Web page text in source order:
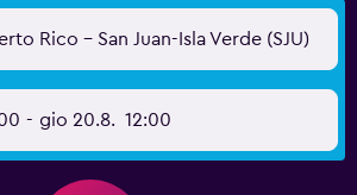
Rico - San Juan-Isla Verde (SJU)
- gio 20.8. 12:00